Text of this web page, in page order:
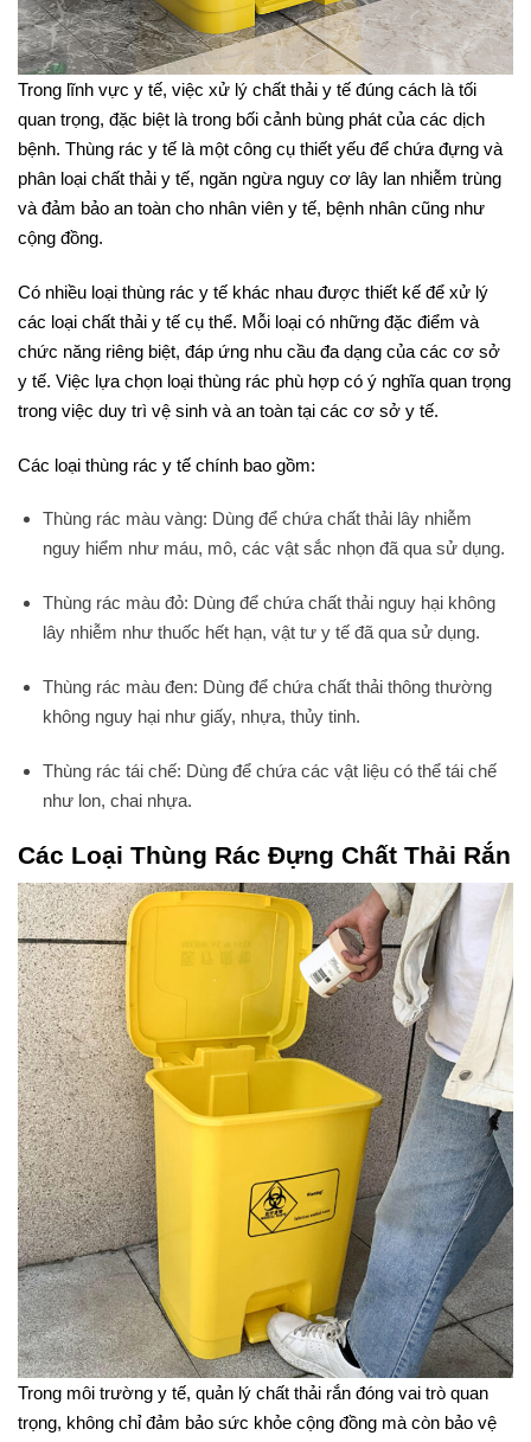
Trong lĩnh vực y tế, việc xử lý chất thải y tế đúng cách là tối
quan trọng, đặc biệt là trong bối cảnh bùng phát của các dịch
bệnh. Thùng rác y tế là một công cụ thiết yếu để chứa đựng và
phân loại chất thải y tế, ngăn ngừa nguy cơ lây lan nhiễm trùng
và đảm bảo an toàn cho nhân viên y tế, bệnh nhân cũng như
cộng đồng.
Có nhiều loại thùng rác y tế khác nhau được thiết kế để xử lý
các loại chất thải y tế cụ thể. Mỗi loại có những đặc điểm và
chức năng riêng biệt, đáp ứng nhu cầu đa dạng của các cơ sở
y tế. Việc lựa chọn loại thùng rác phù hợp có ý nghĩa quan trọng
trong việc duy trì vệ sinh và an toàn tại các cơ sở y tế.
Các loại thùng rác y tế chính bao gồm:
Thùng rác màu vàng: Dùng để chứa chất thải lây nhiễm
nguy hiểm như máu, mô, các vật sắc nhọn đã qua sử dụng.
Thùng rác màu đỏ: Dùng để chứa chất thải nguy hại không
lây nhiễm như thuốc hết hạn, vật tư y tế đã qua sử dụng.
Thùng rác màu đen: Dùng để chứa chất thải thông thường
không nguy hại như giấy, nhựa, thủy tinh.
Thùng rác tái chế: Dùng để chứa các vật liệu có thể tái chế
như lon, chai nhựa.
Các Loại Thùng Rác Đựng Chất Thải Rắn
Trong môi trường y tế, quản lý chất thải rắn đóng vai trò quan
trọng, không chỉ đảm bảo sức khỏe cộng đồng mà còn bảo vệ